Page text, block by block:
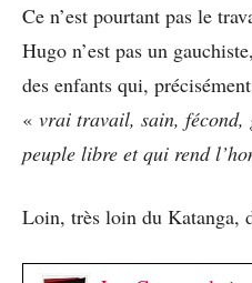
Ce n’est pourtant pas le
Hugo n’est pas un
des enfants qui,
« vrai travail, sain, fécond,
peuple libre et qui rend
Loin, très loin du Katanga,